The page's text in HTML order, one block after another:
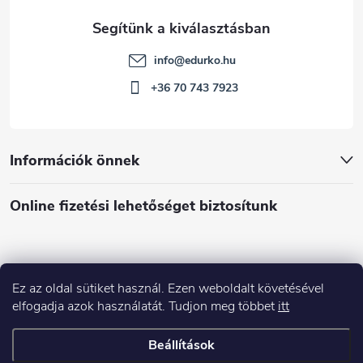
Ez az oldal sütiket használ. Ezen weboldalt követésével
elfogadja azok használatát. Tudjon meg többet itt
Beállítások
Információk önnek
Online fizetési lehetőséget biztosítunk
Á
r
u
info@edurko.hu
+36 70 743 7923